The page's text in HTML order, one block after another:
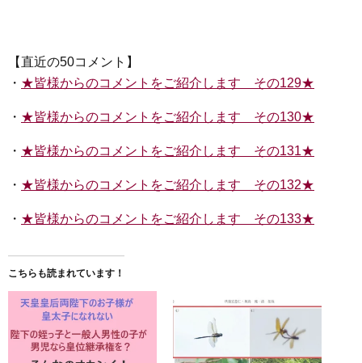
【直近の50コメント】
・ ★皆様からのコメントをご紹介します その129★
・ ★皆様からのコメントをご紹介します その130★
・ ★皆様からのコメントをご紹介します その131★
・ ★皆様からのコメントをご紹介します その132★
・ ★皆様からのコメントをご紹介します その133★
こちらも読まれています！